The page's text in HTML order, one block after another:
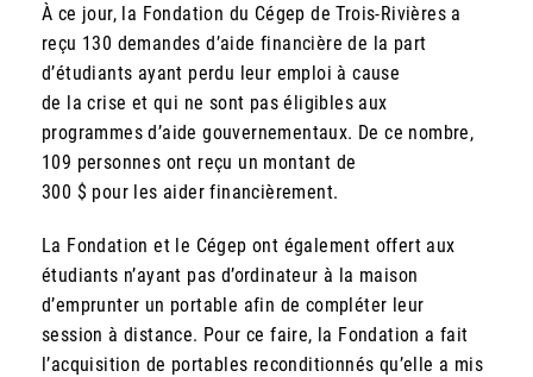
À ce jour, la Fondation du Cégep de Trois-Rivières a
reçu 130 demandes d’aide financière de la part
d’étudiants ayant perdu leur emploi à cause
de la crise et qui ne sont pas éligibles aux
programmes d’aide gouvernementaux. De ce nombre,
109 personnes ont reçu un montant de
300 $ pour les aider financièrement.
La Fondation et le Cégep ont également offert aux
étudiants n’ayant pas d’ordinateur à la maison
d’emprunter un portable afin de compléter leur
session à distance. Pour ce faire, la Fondation a fait
l’acquisition de portables reconditionnés qu’elle a mis